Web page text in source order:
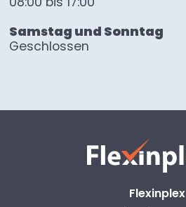
Samstag und Sonntag
Geschlossen
Flexinplex